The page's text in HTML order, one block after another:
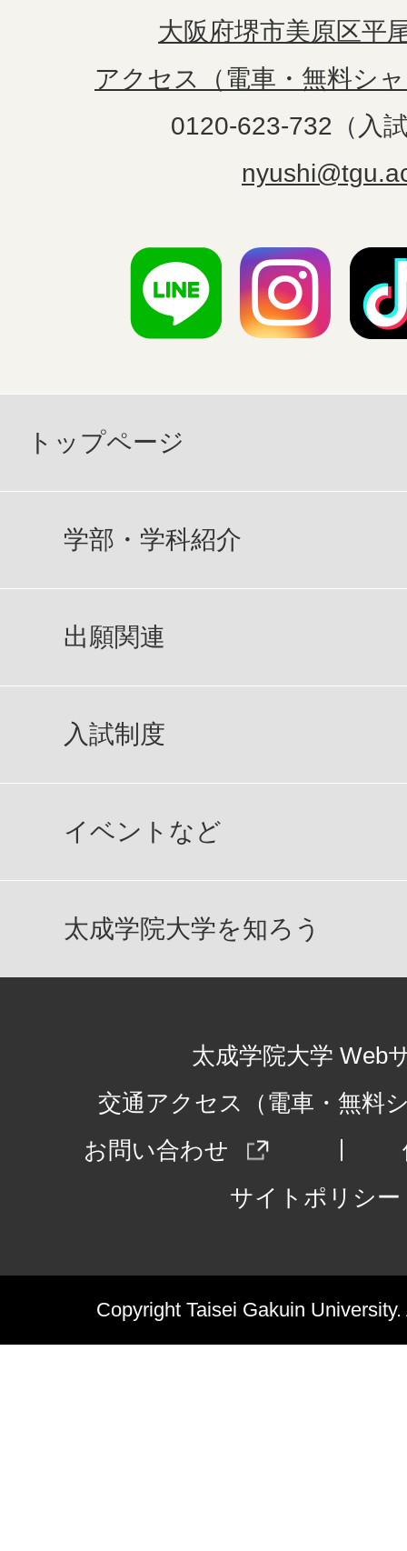
大阪府堺市美原区平
アクセス（電車・無料シ
0120-623-732（入
トップページ
学部・学科紹介
出願関連
入試制度
イベントなど
太成学院大学を知ろう
太成学院大学 Web
交通アクセス（電車・無料
お問い合わせ
サイトポリシー
Copyright Taisei Gakuin